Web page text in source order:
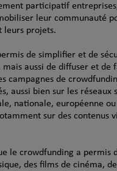
participatif
leur communauté
leurs projets.
de simplifier et de
mais aussi de diffuser et de
campagnes de
aussi bien sur les réseaux
nationale, européenne
sur des contenus
le crowdfunding a permis
des films de cinéma,